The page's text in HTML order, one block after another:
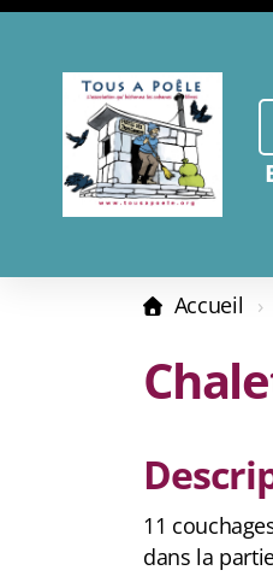
Accueil
11
dans la